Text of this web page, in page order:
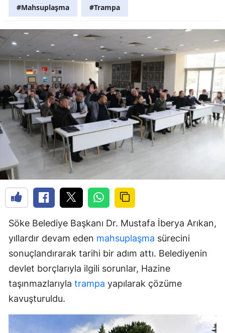
#Mahsuplaşma #Trampa
Söke Belediye Başkanı Dr. Mustafa İberya Arıkan,
yıllardır devam eden mahsuplaşma sürecini
sonuçlandırarak tarihi bir adım attı. Belediyenin
devlet borçlarıyla ilgili sorunlar, Hazine
taşınmazlarıyla trampa yapılarak çözüme
kavuşturuldu.